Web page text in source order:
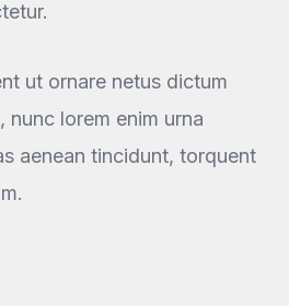
ut ornare netus dictum
lorem enim urna
aenean tincidunt, torquent